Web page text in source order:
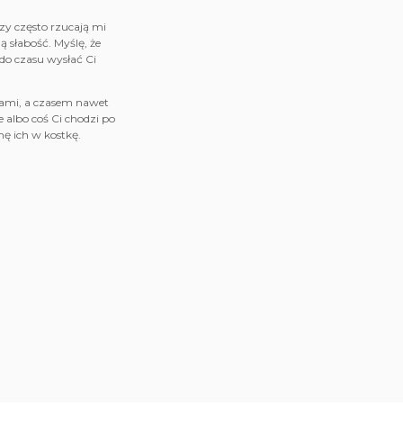
często rzucają mi
Myślę, że
czasu wysłać Ci
a czasem nawet
coś Ci chodzi po
ich w kostkę.